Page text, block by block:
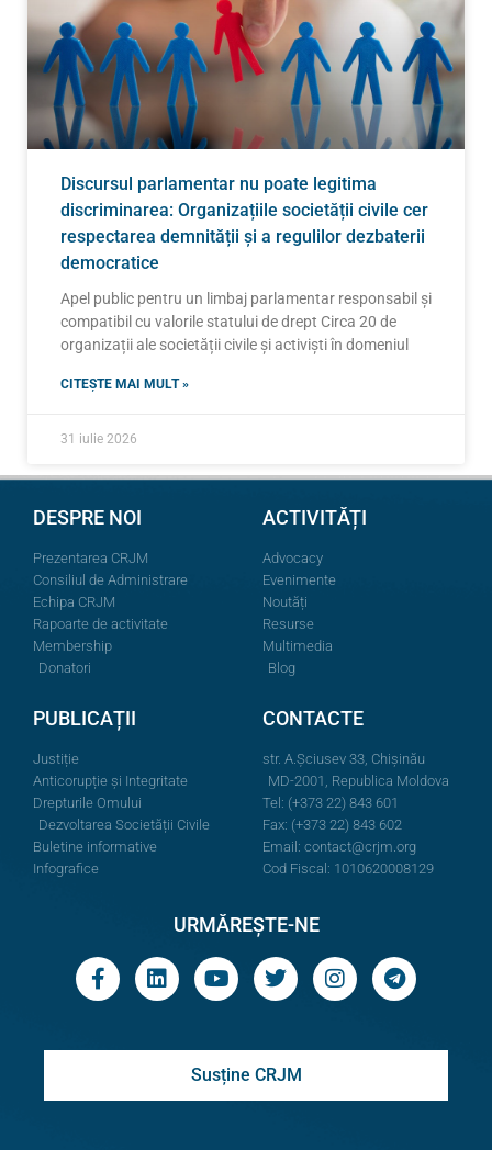
Discursul parlamentar nu poate legitima
discriminarea: Organizațiile societății civile cer
respectarea demnității și a regulilor dezbaterii
democratice
Apel public pentru un limbaj parlamentar responsabil și
compatibil cu valorile statului de drept Circa 20 de
organizații ale societății civile și activiști în domeniul
CITEȘTE MAI MULT »
31 iulie 2026
DESPRE NOI
Prezentarea CRJM
Consiliul de Administrare
Echipa CRJM
Rapoarte de activitate
Membership
Donatori
ACTIVITĂȚI
Advocacy
Evenimente
Noutăți
Resurse
Multimedia
Blog
PUBLICAȚII
Justiție
Anticorupție și Integritate
Drepturile Omului
Dezvoltarea Societății Civile
Buletine informative
Infografice
CONTACTE
str. A.Şciusev 33, Chișinău
MD-2001, Republica Moldova
Tel: (+373 22) 843 601
Fax: (+373 22) 843 602
Email: contact@crjm.org
Cod Fiscal: 1010620008129
URMĂREȘTE-NE
Susține CRJM